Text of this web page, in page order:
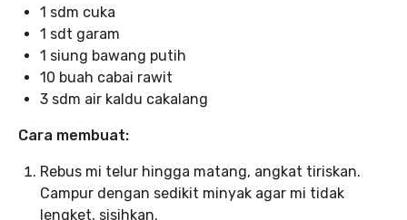
1 sdm cuka
1 sdt garam
1 siung bawang putih
10 buah cabai rawit
3 sdm air kaldu cakalang
Cara membuat:
Rebus mi telur hingga matang, angkat tiriskan.
Campur dengan sedikit minyak agar mi tidak
lengket, sisihkan.